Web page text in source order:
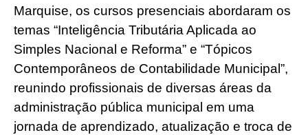
Marquise, os cursos presenciais abordaram os
temas “Inteligência Tributária Aplicada ao
Simples Nacional e Reforma” e “Tópicos
Contemporâneos de Contabilidade Municipal”,
reunindo profissionais de diversas áreas da
administração pública municipal em uma
jornada de aprendizado, atualização e troca de